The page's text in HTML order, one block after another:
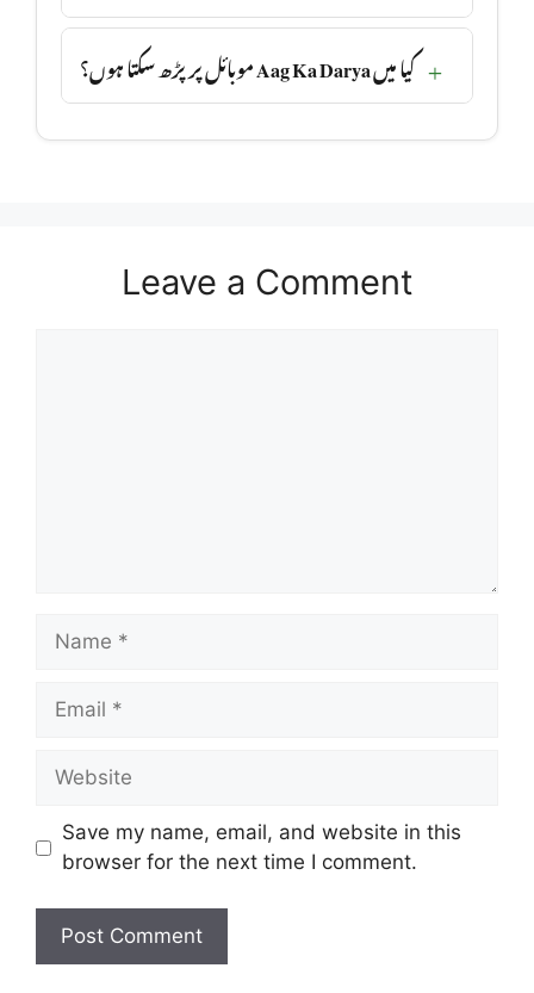
کیا میں Aag Ka Darya موبائل پر پڑھ سکتا ہوں؟
Leave a Comment
Name
Email
Website
Save my name, email, and website in this
browser for the next time I comment.